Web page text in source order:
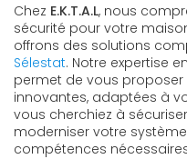
Chez E.K.T.A.L, nous
sécurité pour votre
offrons des solutions
Sélestat. Notre expertise
permet de vous
innovantes, adaptées à
vous cherchiez à
moderniser votre
compétences